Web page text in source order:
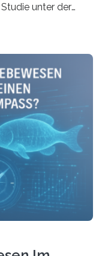
unter der
Bremen –
Überblicksstudie
Earth
fasst bestehende
interpretiert sie
hydrothermalen
Ozeanbecken